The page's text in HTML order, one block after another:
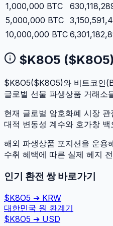
1,000,000 BTC
5,000,000 BTC
10,000,000 BTC
$K8O5 ($K8O5
$K8O5($K8O5)와 비트코인(
글로벌 선물 파생상품 거래소
현재 글로벌 암호화폐 시장 관
대적 변동성 계수와 호가창
해외 파생상품 포지션을 운용
수취 혜택에 따른 실제 헤지
인기 환전 쌍 바로가기
$K8O5 ➔ KRW
대한민국 원 환계기
$K8O5 ➔ USD